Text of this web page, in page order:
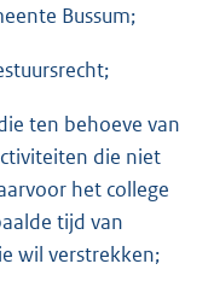
Bussum;
ten behoeve van
die niet
het college
tijd van
wil verstrekken;